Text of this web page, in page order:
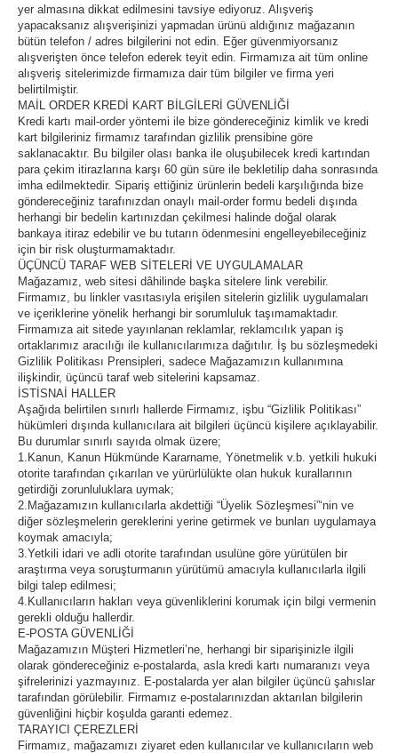
yer almasına dikkat edilmesini tavsiye ediyoruz. Alışveriş
yapacaksanız alışverişinizi yapmadan ürünü aldığınız mağazanın
bütün telefon / adres bilgilerini not edin. Eğer güvenmiyorsanız
alışverişten önce telefon ederek teyit edin. Firmamıza ait tüm online
alışveriş sitelerimizde firmamıza dair tüm bilgiler ve firma yeri
belirtilmiştir.
MAİL ORDER KREDİ KART BİLGİLERİ GÜVENLİĞİ
Kredi kartı mail-order yöntemi ile bize göndereceğiniz kimlik ve kredi
kart bilgileriniz firmamız tarafından gizlilik prensibine göre
saklanacaktır. Bu bilgiler olası banka ile oluşubilecek kredi kartından
para çekim itirazlarına karşı 60 gün süre ile bekletilip daha sonrasında
imha edilmektedir. Sipariş ettiğiniz ürünlerin bedeli karşılığında bize
göndereceğiniz tarafınızdan onaylı mail-order formu bedeli dışında
herhangi bir bedelin kartınızdan çekilmesi halinde doğal olarak
bankaya itiraz edebilir ve bu tutarın ödenmesini engelleyebileceğiniz
için bir risk oluşturmamaktadır.
ÜÇÜNCÜ TARAF WEB SİTELERİ VE UYGULAMALAR
Mağazamız, web sitesi dâhilinde başka sitelere link verebilir.
Firmamız, bu linkler vasıtasıyla erişilen sitelerin gizlilik uygulamaları
ve içeriklerine yönelik herhangi bir sorumluluk taşımamaktadır.
Firmamıza ait sitede yayınlanan reklamlar, reklamcılık yapan iş
ortaklarımız aracılığı ile kullanıcılarımıza dağıtılır. İş bu sözleşmedeki
Gizlilik Politikası Prensipleri, sadece Mağazamızın kullanımına
ilişkindir, üçüncü taraf web sitelerini kapsamaz.
İSTİSNAİ HALLER
Aşağıda belirtilen sınırlı hallerde Firmamız, işbu “Gizlilik Politikası”
hükümleri dışında kullanıcılara ait bilgileri üçüncü kişilere açıklayabilir.
Bu durumlar sınırlı sayıda olmak üzere;
1.Kanun, Kanun Hükmünde Kararname, Yönetmelik v.b. yetkili hukuki
otorite tarafından çıkarılan ve yürürlülükte olan hukuk kurallarının
getirdiği zorunluluklara uymak;
2.Mağazamızın kullanıcılarla akdettiği “Üyelik Sözleşmesi”‘nin ve
diğer sözleşmelerin gereklerini yerine getirmek ve bunları uygulamaya
koymak amacıyla;
3.Yetkili idari ve adli otorite tarafından usulüne göre yürütülen bir
araştırma veya soruşturmanın yürütümü amacıyla kullanıcılarla ilgili
bilgi talep edilmesi;
4.Kullanıcıların hakları veya güvenliklerini korumak için bilgi vermenin
gerekli olduğu hallerdir.
E-POSTA GÜVENLİĞİ
Mağazamızın Müşteri Hizmetleri’ne, herhangi bir siparişinizle ilgili
olarak göndereceğiniz e-postalarda, asla kredi kartı numaranızı veya
şifrelerinizi yazmayınız. E-postalarda yer alan bilgiler üçüncü şahıslar
tarafından görülebilir. Firmamız e-postalarınızdan aktarılan bilgilerin
güvenliğini hiçbir koşulda garanti edemez.
TARAYICI ÇEREZLERİ
Firmamız, mağazamızı ziyaret eden kullanıcılar ve kullanıcıların web